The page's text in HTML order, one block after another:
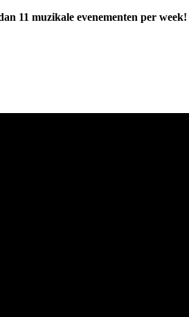
11 muzikale evenementen per week!